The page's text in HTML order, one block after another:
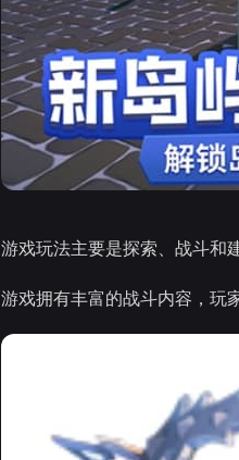
游戏玩法主要是探索、战斗和
游戏拥有丰富的战斗内容，玩